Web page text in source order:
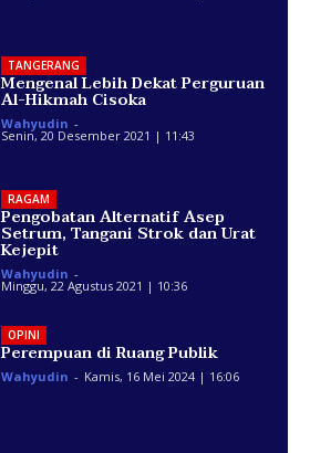
TANGERANG
Mengenal Lebih Dekat Perguruan
Al-Hikmah Cisoka
Wahyudin -
Senin, 20 Desember 2021 | 11:43
RAGAM
Pengobatan Alternatif Asep
Setrum, Tangani Strok dan Urat
Kejepit
Wahyudin -
Minggu, 22 Agustus 2021 | 10:36
OPINI
Perempuan di Ruang Publik
Wahyudin - Kamis, 16 Mei 2024 | 16:06